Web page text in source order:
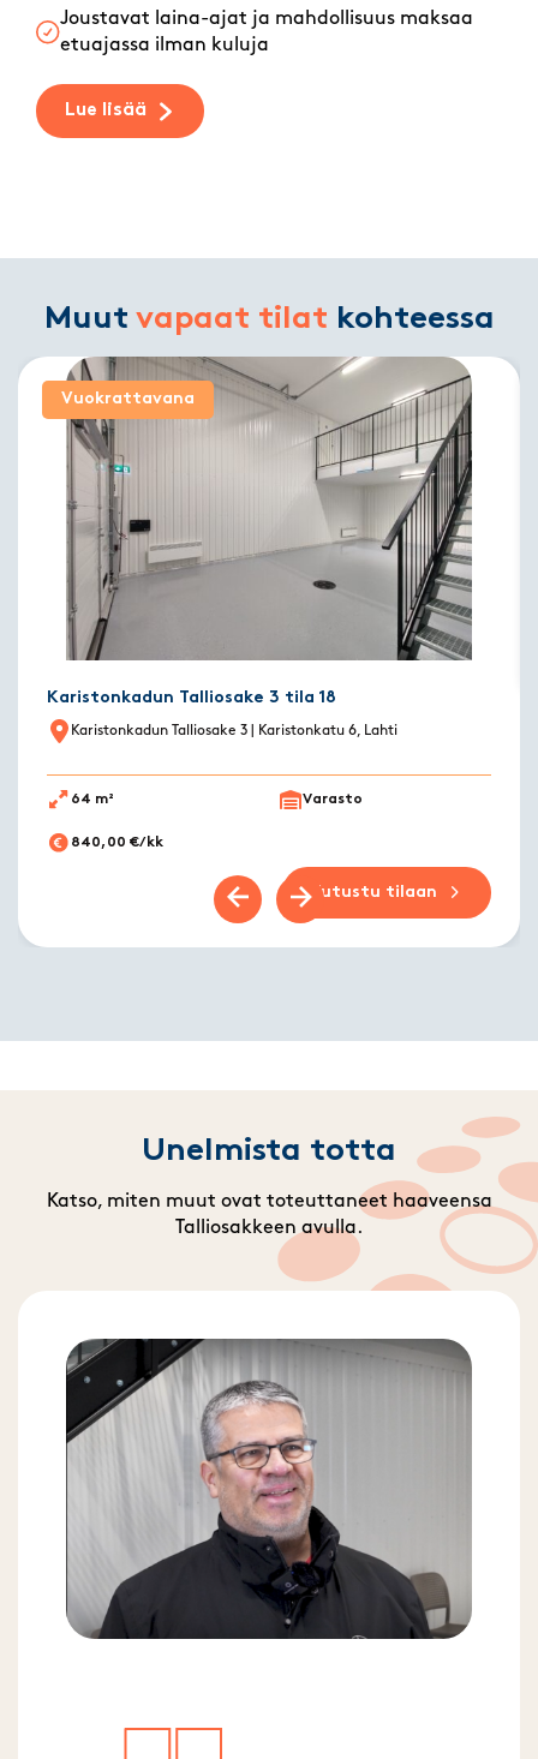
Joustavat laina-ajat ja mahdollisuus maksaa
etuajassa ilman kuluja
Lue lisää
Muut vapaat tilat kohteessa
Vuokrattavana
Karistonkadun Talliosake 3 tila 18
Karistonkadun Talliosake 3 | Karistonkatu 6, Lahti
64 m² Varasto
840,00 €/kk
Tutustu tilaan
Previous slide
Next slide
Unelmista totta
Katso, miten muut ovat toteuttaneet haaveensa
Talliosakkeen avulla.